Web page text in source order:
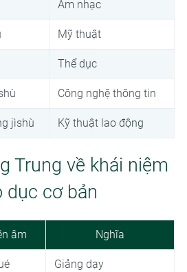
Âm nhạc
Mỹ thuật
Thể dục
Công nghệ thông tin
jìshù Kỹ thuật lao động
Trung về khái niệm
dục cơ bản
âm Nghĩa
Giảng dạy